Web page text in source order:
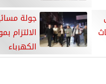
جولة
الالتزام
الكهرباء